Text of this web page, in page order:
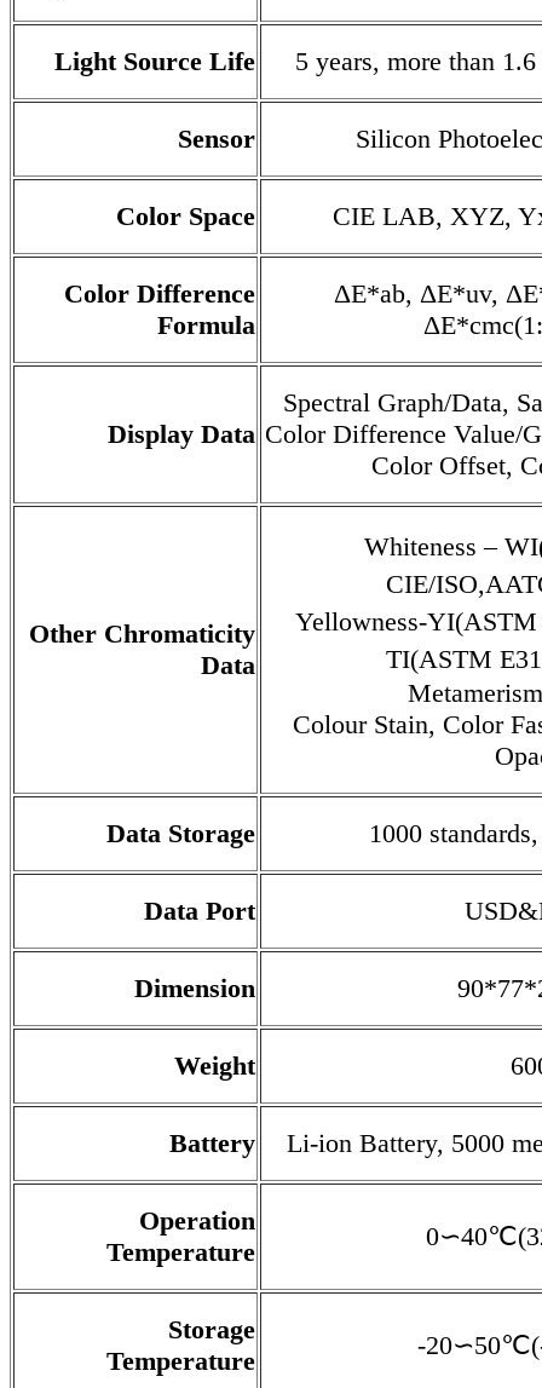
Light Source Life 5 years, more than
Sensor Silicon
Color Space CIE LAB, XYZ,
Color Difference
Formula
ΔE*ab, ΔE*uv,
Display Data
Spectral Graph/Data,
Color Difference Value/
Color Offset,
Other Chromaticity
Data
Whiteness –
CIE/
Yellowness-
TI(ASTM
Colour Stain, Color
Data Storage 1000
Data Port
Dimension
Weight
Battery Li-ion Battery, 5000
Operation
Temperature
Storage
Temperature
-